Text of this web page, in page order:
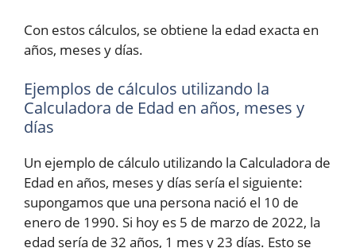
Con estos cálculos, se obtiene la edad exacta en
años, meses y días.
Ejemplos de cálculos utilizando la
Calculadora de Edad en años, meses y
días
Un ejemplo de cálculo utilizando la Calculadora de
Edad en años, meses y días sería el siguiente:
supongamos que una persona nació el 10 de
enero de 1990. Si hoy es 5 de marzo de 2022, la
edad sería de 32 años, 1 mes y 23 días. Esto se